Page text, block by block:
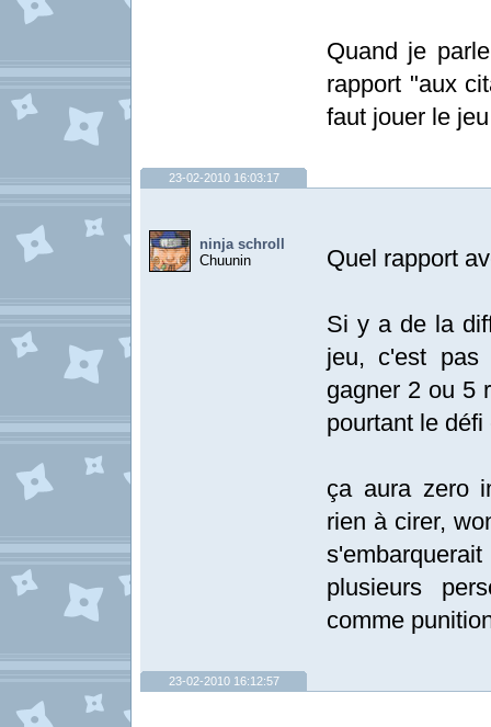
Quand je
rapport "aux
faut jouer le
23-02-2010 16:03:17
ninja schroll
Chuunin
Quel rapport
Si y a de la
jeu, c'est
gagner 2 ou 5
pourtant le
ça aura zero
rien à cirer,
plusieurs
comme
23-02-2010 16:12:57